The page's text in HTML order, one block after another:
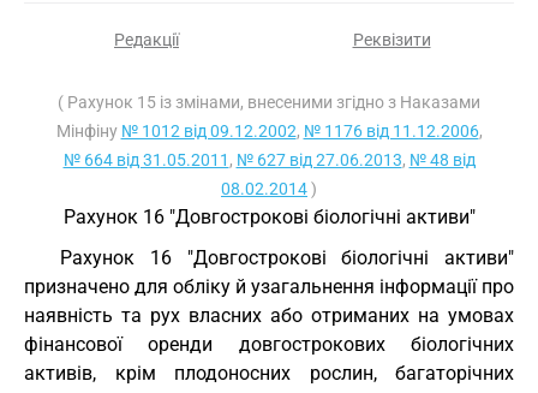
Редакції Реквізити
( Рахунок 15 із змінами, внесеними згідно з Наказами
Мінфіну № 1012 від 09.12.2002, № 1176 від 11.12.2006,
№ 664 від 31.05.2011 , № 627 від 27.06.2013, № 48 від
08.02.2014)
Рахунок 16 "Довгострокові біологічні активи"
Рахунок 16 "Довгострокові біологічні активи"
призначено для обліку й узагальнення інформації про
наявність та рух власних або отриманих на умовах
фінансової оренди довгострокових біологічних
активів, крім плодоносних рослин, багаторічних